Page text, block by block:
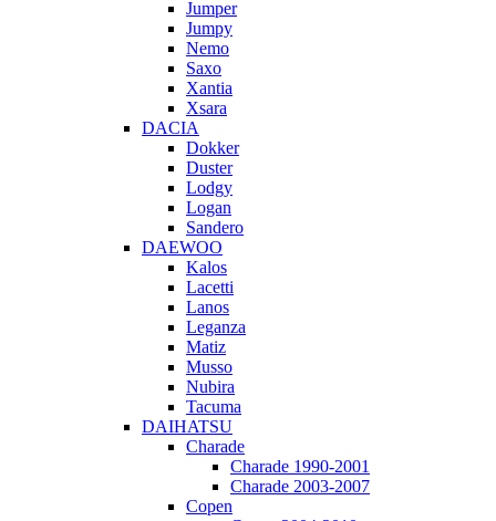
Jumper
Jumpy
Nemo
Saxo
Xantia
Xsara
DACIA
Dokker
Duster
Lodgy
Logan
Sandero
DAEWOO
Kalos
Lacetti
Lanos
Leganza
Matiz
Musso
Nubira
Tacuma
DAIHATSU
Charade
Charade 1990-2001
Charade 2003-2007
Copen